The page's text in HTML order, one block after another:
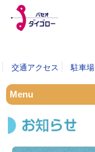
交通アクセス 駐車
Menu